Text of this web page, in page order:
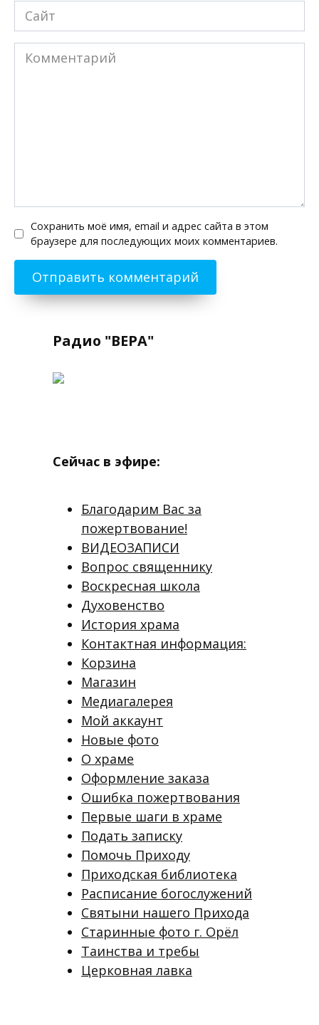
Сайт
Комментарий
Сохранить моё имя, email и адрес сайта в этом
браузере для последующих моих комментариев.
Радио "ВЕРА"
Сейчас в эфире:
Благодарим Вас за
пожертвование!
ВИДЕОЗАПИСИ
Вопрос священнику
Воскресная школа
Духовенство
История храма
Контактная информация:
Корзина
Магазин
Медиагалерея
Мой аккаунт
Новые фото
О храме
Оформление заказа
Ошибка пожертвования
Первые шаги в храме
Подать записку
Помочь Приходу
Приходская библиотека
Расписание богослужений
Святыни нашего Прихода
Старинные фото г. Орёл
Таинства и требы
Церковная лавка